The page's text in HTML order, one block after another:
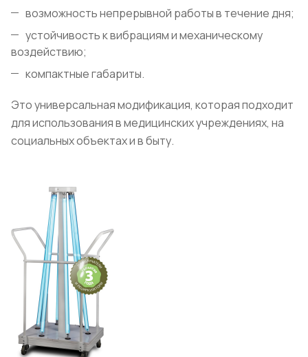
возможность непрерывной работы в течение дня;
устойчивость к вибрациям и механическому
воздействию;
компактные габариты.
Это универсальная модификация, которая подходит
для использования в медицинских учреждениях, на
социальных объектах и в быту.